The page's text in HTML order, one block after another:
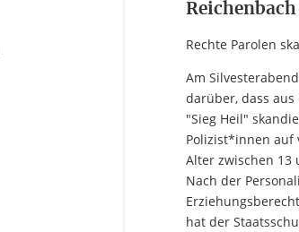
Français
ትግርኛ
Reichenbach
Rechte Parolen
Am
darüber, dass
"Sieg Heil"
Polizist*innen auf
Alter zwischen 13
Nach der
hat der